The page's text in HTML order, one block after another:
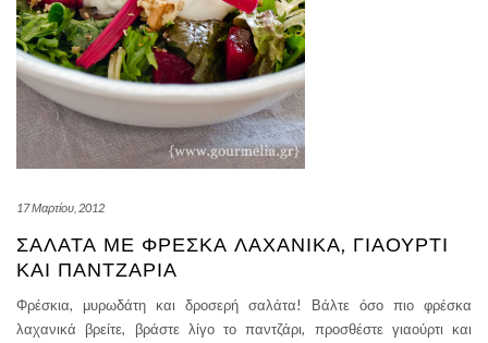
17 Μαρτίου, 2012
ΣΑΛΆΤΑ ΜΕ ΦΡΈΣΚΑ ΛΑΧΑΝΙΚΆ, ΓΙΑΟΎΡΤΙ
ΚΑΙ ΠΑΝΤΖΆΡΙΑ
Φρέσκια, μυρωδάτη και δροσερή σαλάτα! Βάλτε όσο πιο φρέσκα
λαχανικά βρείτε, βράστε λίγο το παντζάρι, προσθέστε γιαούρτι και